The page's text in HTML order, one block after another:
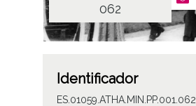
062
Identificador
ES.01059.ATHA.MIN.PP.001.062